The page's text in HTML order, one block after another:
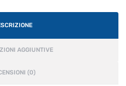
AGGIUNTIVE
(0)